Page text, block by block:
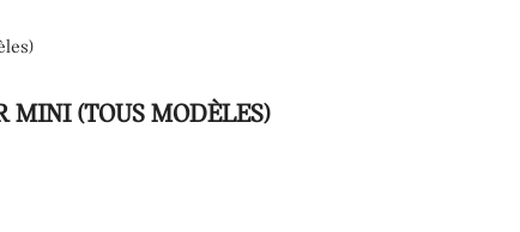
MINI (TOUS MODÈLES)